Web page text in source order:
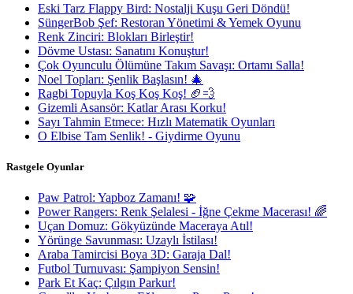
Eski Tarz Flappy Bird: Nostalji Kuşu Geri Döndü!
SüngerBob Şef: Restoran Yönetimi & Yemek Oyunu
Renk Zinciri: Blokları Birleştir!
Dövme Ustası: Sanatını Konuştur!
Çok Oyunculu Ölümüne Takım Savaşı: Ortamı Salla!
Noel Topları: Şenlik Başlasın! 🎄
Ragbi Topuyla Koş Koş Koş! 🏈💨
Gizemli Asansör: Katlar Arası Korku!
Sayı Tahmin Etmece: Hızlı Matematik Oyunları
O Elbise Tam Senlik! - Giydirme Oyunu
Rastgele Oyunlar
Paw Patrol: Yapboz Zamanı! 🧩
Power Rangers: Renk Şelalesi - İğne Çekme Macerası! 🌈
Uçan Domuz: Gökyüzünde Maceraya Atıl!
Yörünge Savunması: Uzaylı İstilası!
Araba Tamircisi Boya 3D: Garaja Dal!
Futbol Turnuvası: Şampiyon Sensin!
Park Et Kaç: Çılgın Parkur!